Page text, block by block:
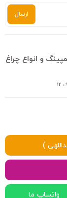
و انواع چراغ
)
واتساپ ما